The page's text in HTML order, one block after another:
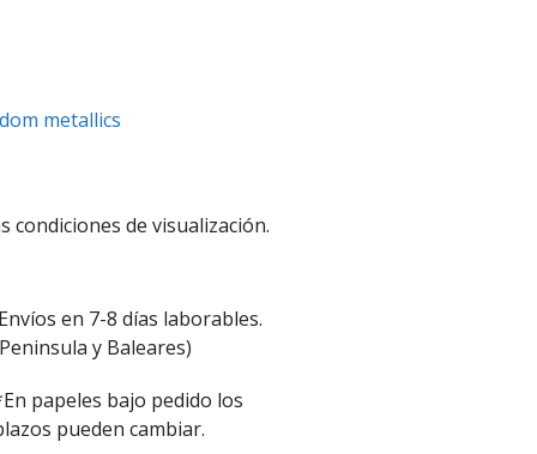
metallics
condiciones de visualización.
en 7-8 días laborables.
y Baleares)
papeles bajo pedido los
pueden cambiar.